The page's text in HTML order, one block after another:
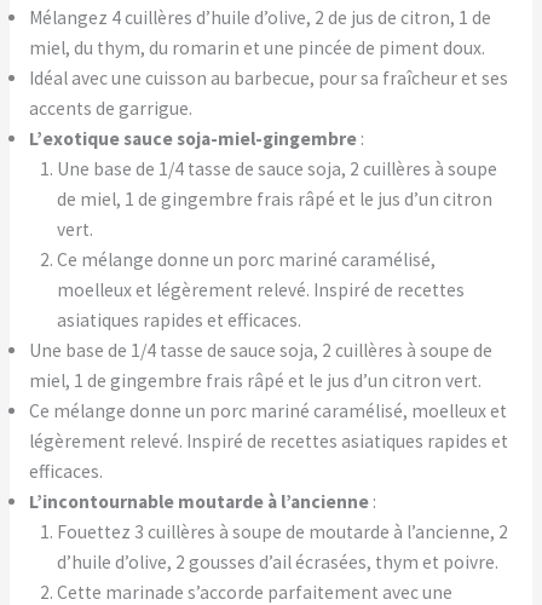
Mélangez 4 cuillères d’huile d’olive, 2 de jus de citron, 1 de
miel, du thym, du romarin et une pincée de piment doux.
Idéal avec une cuisson au barbecue, pour sa fraîcheur et ses
accents de garrigue.
L’exotique sauce soja-miel-gingembre:
Une base de 1/4 tasse de sauce soja, 2 cuillères à soupe
de miel, 1 de gingembre frais râpé et le jus d’un citron
vert.
Ce mélange donne un porc mariné caramélisé,
moelleux et légèrement relevé. Inspiré de recettes
asiatiques rapides et efficaces.
Une base de 1/4 tasse de sauce soja, 2 cuillères à soupe de
miel, 1 de gingembre frais râpé et le jus d’un citron vert.
Ce mélange donne un porc mariné caramélisé, moelleux et
légèrement relevé. Inspiré de recettes asiatiques rapides et
efficaces.
L’incontournable moutarde à l’ancienne:
Fouettez 3 cuillères à soupe de moutarde à l’ancienne, 2
d’huile d’olive, 2 gousses d’ail écrasées, thym et poivre.
Cette marinade s’accorde parfaitement avec une